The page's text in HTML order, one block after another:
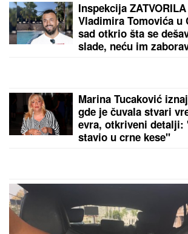
Inspekcija
Vladimira Tomovića u
sad otkrio šta se
slade, neću im
Marina Tucaković
gde je čuvala stvari
evra, otkriveni detalji:
stavio u crne kese"